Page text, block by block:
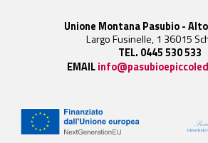
Unione Montana Pasubio -
Largo Fusinelle, 1 36015
TEL. 0445 530 533
EMAIL